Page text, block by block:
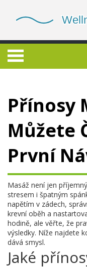
Přínosy
Můžete
První
Masáž není jen
stresem i špatným
napětím v zádech,
krevní oběh a
hodině, ale věřte, že
výsledky. Níže najdete
dává smysl.
Jaké